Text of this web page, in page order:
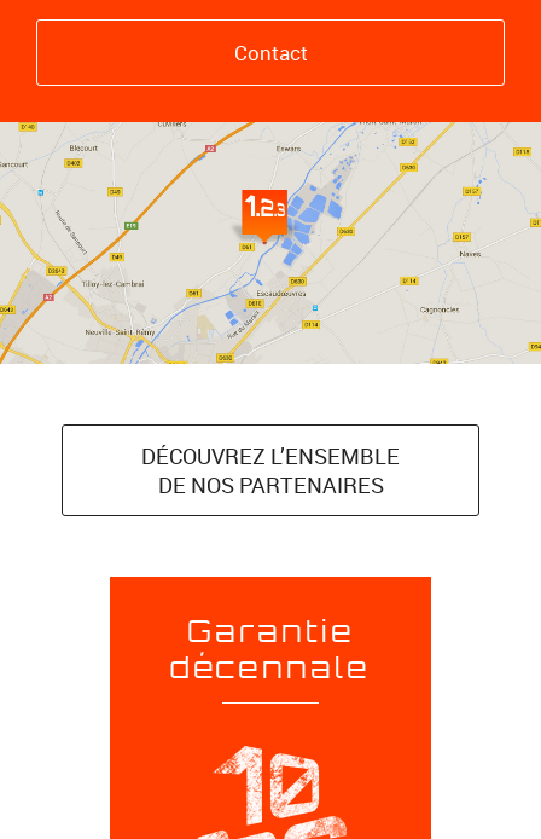
Contact
DÉCOUVREZ L’ENSEMBLE
DE NOS PARTENAIRES
Garantie
décennale